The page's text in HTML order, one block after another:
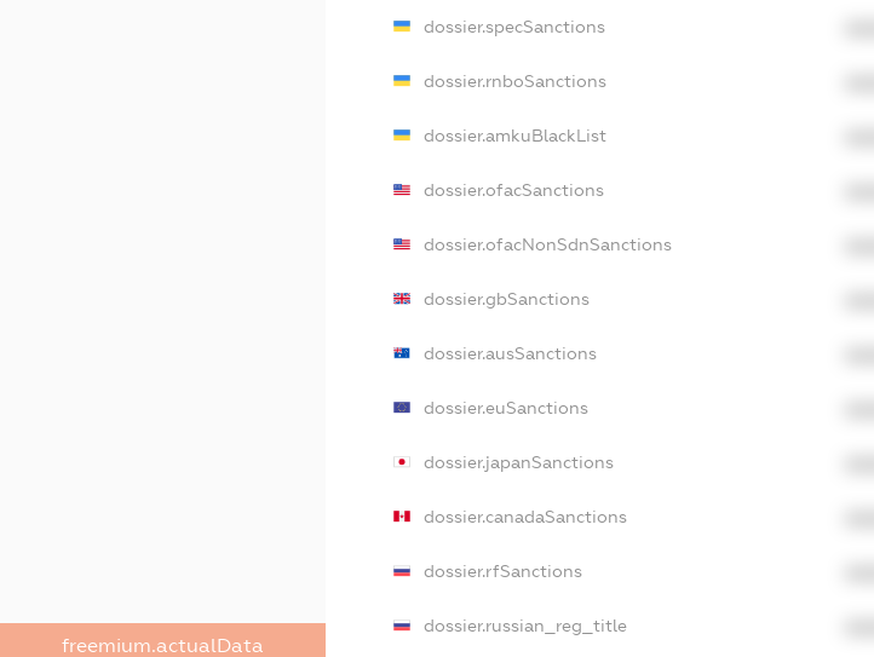
freemium.actualData
dossier.specSanctions
dossier.rnboSanctions
dossier.amkuBlackList
dossier.ofacSanctions
dossier.ofacNonSdnSanctions
dossier.gbSanctions
dossier.ausSanctions
dossier.euSanctions
dossier.japanSanctions
dossier.canadaSanctions
dossier.rfSanctions
dossier.russian_reg_title